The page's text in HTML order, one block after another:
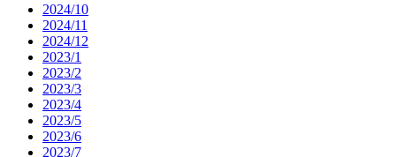
2024/10
2024/11
2024/12
2023/1
2023/2
2023/3
2023/4
2023/5
2023/6
2023/7